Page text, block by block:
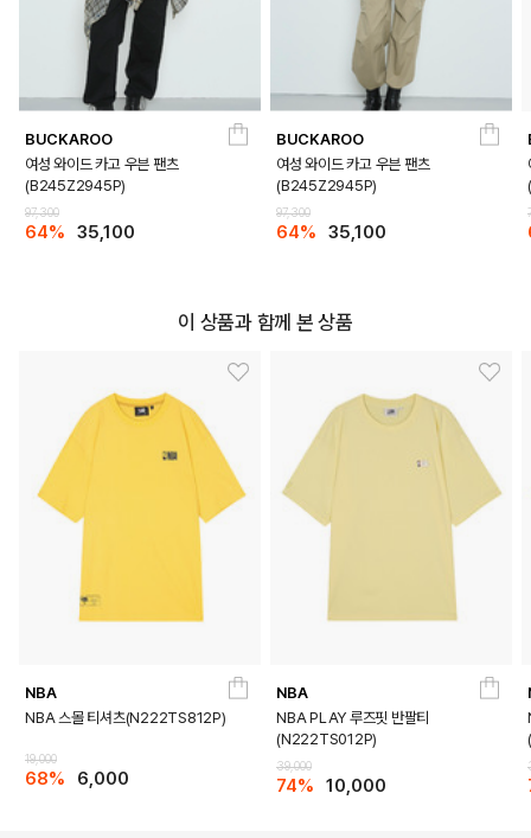
BUCKAROO
여성 와이드 카고 우븐 팬츠
(B245Z2945P)
97,300
64% 35,100
BUCKAROO
여성 와이드 카고 우븐 팬츠
(B245Z2945P)
97,300
64% 35,100
이 상품과 함께 본 상품
NBA
NBA 스몰 티셔츠(N222TS812P)
19,000
68% 6,000
NBA
NBA PLAY 루즈핏 반팔티
(N222TS012P)
39,000
74% 10,000